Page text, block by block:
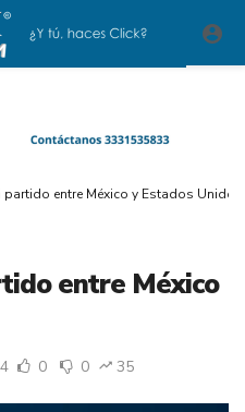
entre México y Estados Unidos
entre México
0 0 35